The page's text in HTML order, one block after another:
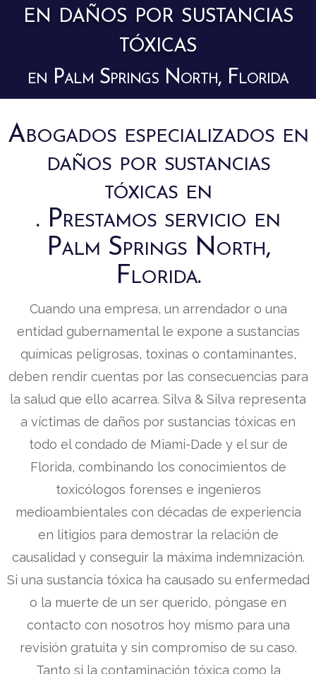
en daños por sustancias
tóxicas
en Palm Springs North, Florida
Abogados especializados en
daños por sustancias
tóxicas en
. Prestamos servicio en
Palm Springs North,
Florida.
Cuando una empresa, un arrendador o una
entidad gubernamental le expone a sustancias
químicas peligrosas, toxinas o contaminantes,
deben rendir cuentas por las consecuencias para
la salud que ello acarrea. Silva & Silva representa
a víctimas de daños por sustancias tóxicas en
todo el condado de Miami-Dade y el sur de
Florida, combinando los conocimientos de
toxicólogos forenses e ingenieros
medioambientales con décadas de experiencia
en litigios para demostrar la relación de
causalidad y conseguir la máxima indemnización.
Si una sustancia tóxica ha causado su enfermedad
o la muerte de un ser querido, póngase en
contacto con nosotros hoy mismo para una
revisión gratuita y sin compromiso de su caso.
Tanto si la contaminación tóxica como la